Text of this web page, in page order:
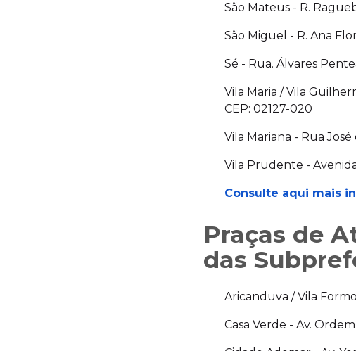
São Mateus - R.
São Miguel - R. Ana
Sé - Rua. Álvares
Vila Maria / Vila
CEP: 02127-020
Vila Mariana - Rua
Vila Prudente -
Consulte aqui mais
Praças de
das
Aricanduva / Vila
Casa Verde - Av.